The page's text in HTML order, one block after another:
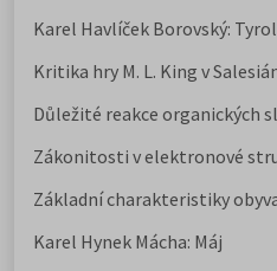
Karel Havlíček Borovský:
Kritika hry M. L. King v
Důležité reakce organických
Zákonitosti v elektronové
Základní charakteristiky
Karel Hynek Mácha: Máj